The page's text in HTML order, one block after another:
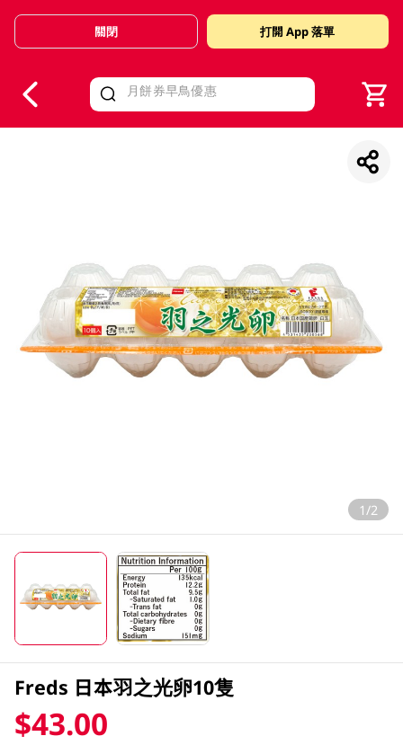
Valid Until 30 June 2026
關閉 打開 App 落單
1/2
Freds 日本羽之光卵10隻
$43.00